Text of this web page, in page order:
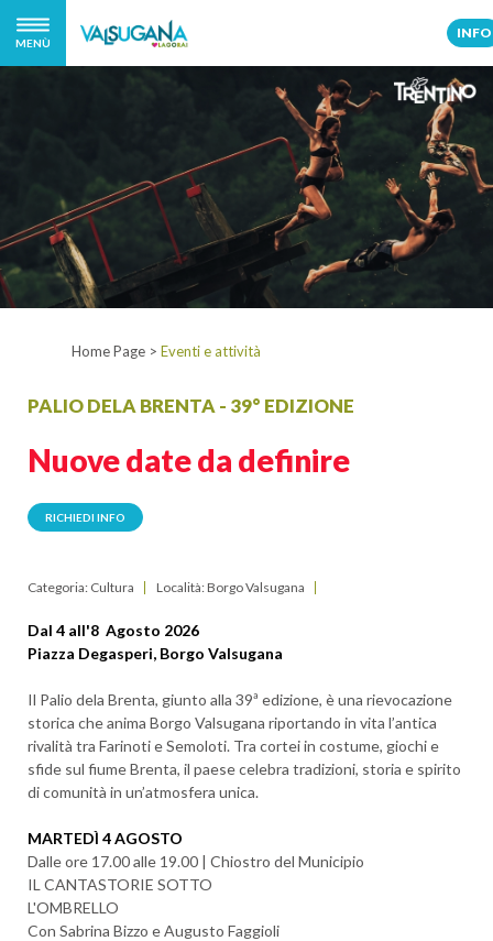
MENÙ
INFO
Home Page > Eventi e attività
PALIO DELA BRENTA - 39° EDIZIONE
Nuove date da definire
RICHIEDI INFO
Categoria: Cultura Località: Borgo Valsugana
Dal 4 all'8 Agosto 2026
Piazza Degasperi, Borgo Valsugana
Il Palio dela Brenta, giunto alla 39ª edizione, è una rievocazione
storica che anima Borgo Valsugana riportando in vita l’antica
rivalità tra Farinoti e Semoloti. Tra cortei in costume, giochi e
sfide sul fiume Brenta, il paese celebra tradizioni, storia e spirito
di comunità in un’atmosfera unica.
MARTEDÌ 4 AGOSTO
Dalle ore 17.00 alle 19.00 | Chiostro del Municipio
IL CANTASTORIE SOTTO
L'OMBRELLO
Con Sabrina Bizzo e Augusto Faggioli